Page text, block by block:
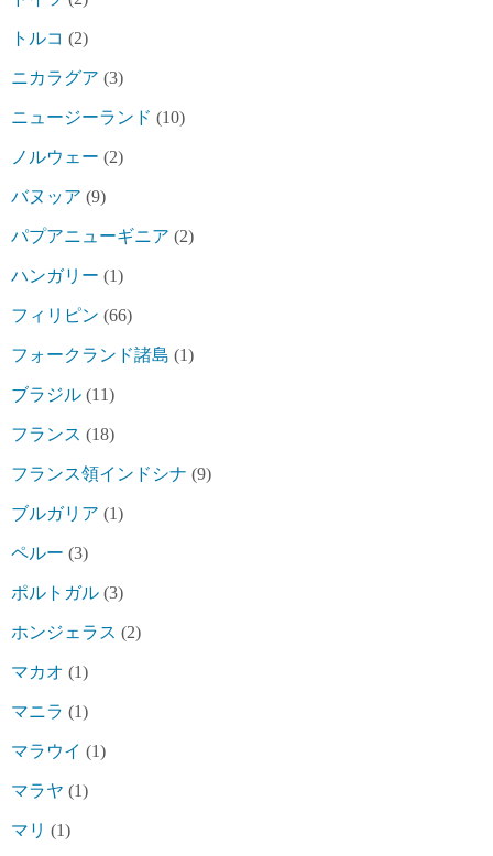
トルコ (2)
ニカラグア (3)
ニュージーランド (10)
ノルウェー (2)
バヌッア (9)
パプアニューギニア (2)
ハンガリー (1)
フィリピン (66)
フォークランド諸島 (1)
ブラジル (11)
フランス (18)
フランス領インドシナ (9)
ブルガリア (1)
ペルー (3)
ポルトガル (3)
ホンジェラス (2)
マカオ (1)
マニラ (1)
マラウイ (1)
マラヤ (1)
マリ (1)